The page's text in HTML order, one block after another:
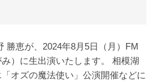
勝恵が、2024年8月5日（月）FM
）に生出演いたします。 相模湖
オズの魔法使い」公演開催などに